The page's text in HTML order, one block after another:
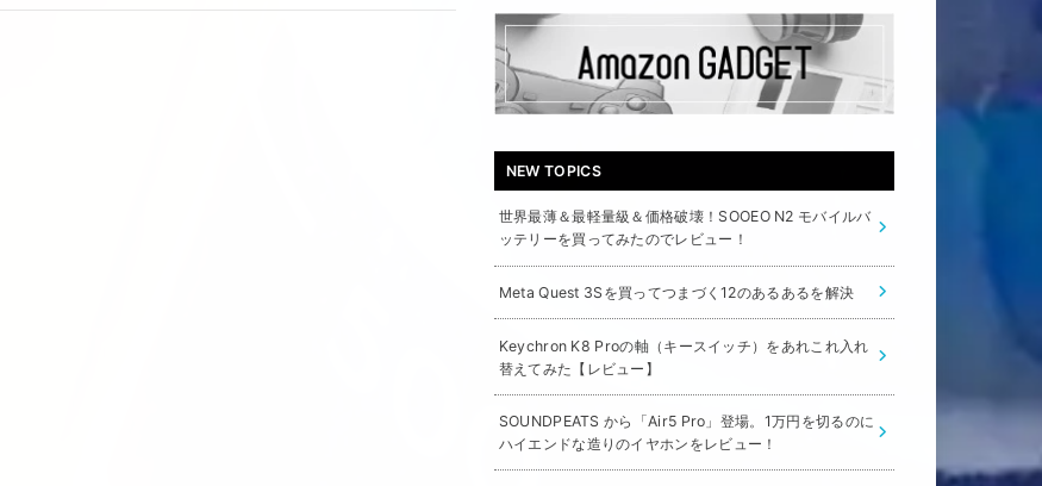
NEW TOPICS
世界最薄＆最軽量級＆価格破壊！SOOEO N2 モバイルバ
ッテリーを買ってみたのでレビュー！
Meta Quest 3Sを買ってつまづく12のあるあるを解決
Keychron K8 Proの軸（キースイッチ）をあれこれ入れ
替えてみた【レビュー】
SOUNDPEATS から「Air5 Pro」登場。1万円を切るのに
ハイエンドな造りのイヤホンをレビュー！